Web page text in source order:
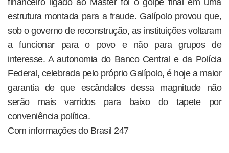
estrutura montada para a fraude. Galípolo provou que,
sob o governo de reconstrução, as instituições voltaram
a funcionar para o povo e não para grupos de
interesse. A autonomia do Banco Central e da Polícia
Federal, celebrada pelo próprio Galípolo, é hoje a maior
garantia de que escândalos dessa magnitude não
serão mais varridos para baixo do tapete por
conveniência política.
Com informações do Brasil 247